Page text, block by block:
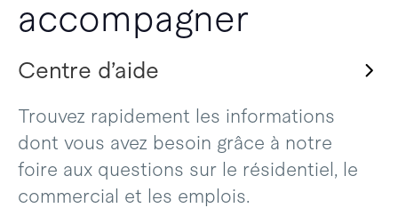
accompagner
Centre d’aide
Trouvez rapidement les informations
dont vous avez besoin grâce à notre
foire aux questions sur le résidentiel, le
commercial et les emplois.